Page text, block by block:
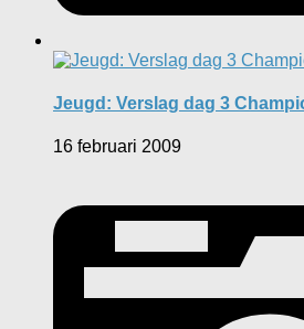
Jeugd: Verslag dag 3
16 februari 2009